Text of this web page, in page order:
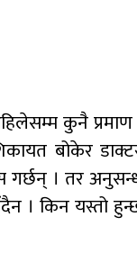
कुनै
बोकेर
गर्छन् । तर
। किन यस्तो